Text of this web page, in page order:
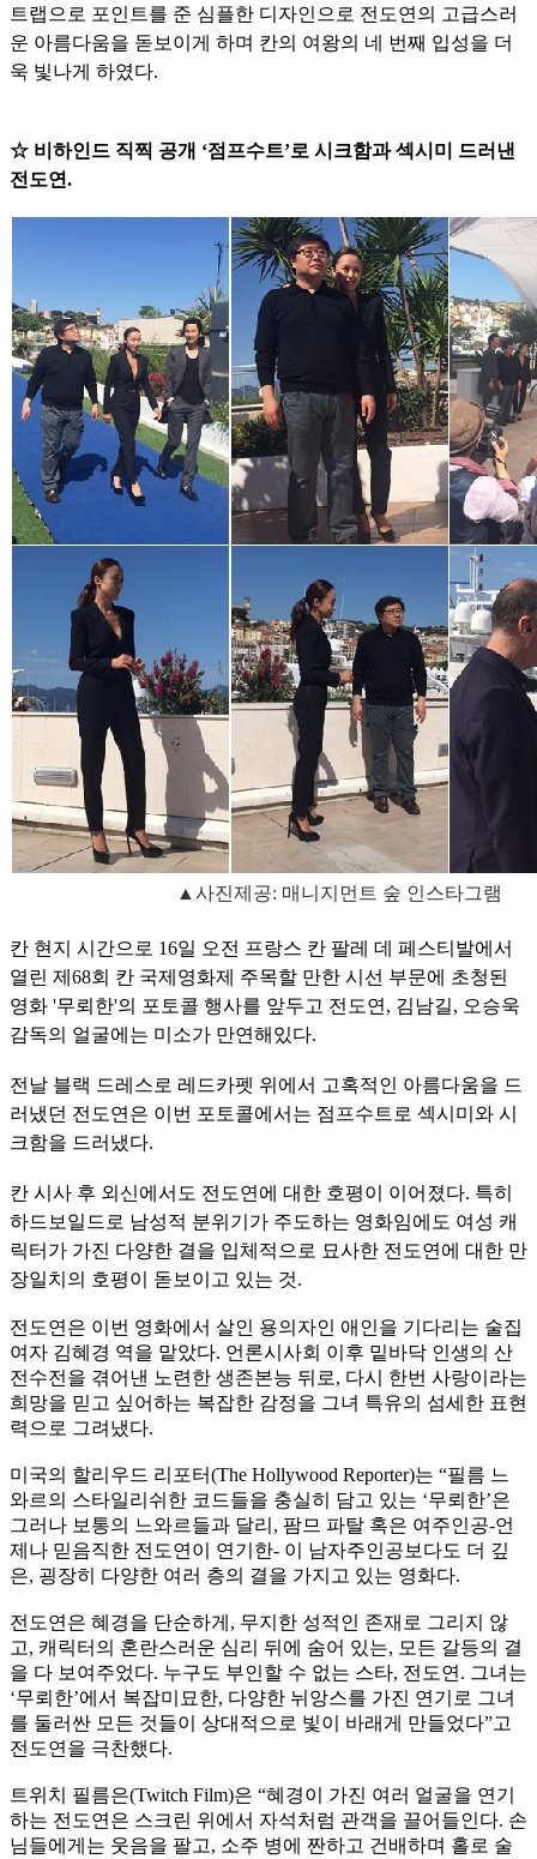
트랩으로 포인트를 준 심플한 디자인으로 전도연의 고급스러
운 아름다움을 돋보이게 하며 칸의 여왕의 네 번째 입성을 더
욱 빛나게 하였다.
☆ 비하인드 직찍 공개 ‘점프수트’로 시크함과 섹시미 드러낸
전도연.
▲사진제공: 매니지먼트 숲 인스타그램
칸 현지 시간으로 16일 오전 프랑스 칸 팔레 데 페스티발에서
열린 제68회 칸 국제영화제 주목할 만한 시선 부문에 초청된
영화 '무뢰한'의 포토콜 행사를 앞두고 전도연, 김남길, 오승욱
감독의 얼굴에는 미소가 만연해있다.
전날 블랙 드레스로 레드카펫 위에서 고혹적인 아름다움을 드
러냈던 전도연은 이번 포토콜에서는 점프수트로 섹시미와 시
크함을 드러냈다.
칸 시사 후 외신에서도 전도연에 대한 호평이 이어졌다. 특히
하드보일드로 남성적 분위기가 주도하는 영화임에도 여성 캐
릭터가 가진 다양한 결을 입체적으로 묘사한 전도연에 대한 만
장일치의 호평이 돋보이고 있는 것.
전도연은 이번 영화에서 살인 용의자인 애인을 기다리는 술집
여자 김혜경 역을 맡았다. 언론시사회 이후 밑바닥 인생의 산
전수전을 겪어낸 노련한 생존본능 뒤로, 다시 한번 사랑이라는
희망을 믿고 싶어하는 복잡한 감정을 그녀 특유의 섬세한 표현
력으로 그려냈다.
미국의 할리우드 리포터(The Hollywood Reporter)는 “필름 느
와르의 스타일리쉬한 코드들을 충실히 담고 있는 ‘무뢰한’은
그러나 보통의 느와르들과 달리, 팜므 파탈 혹은 여주인공-언
제나 믿음직한 전도연이 연기한- 이 남자주인공보다도 더 깊
은, 굉장히 다양한 여러 층의 결을 가지고 있는 영화다.
전도연은 혜경을 단순하게, 무지한 성적인 존재로 그리지 않
고, 캐릭터의 혼란스러운 심리 뒤에 숨어 있는, 모든 갈등의 결
을 다 보여주었다. 누구도 부인할 수 없는 스타, 전도연. 그녀는
‘무뢰한’에서 복잡미묘한, 다양한 뉘앙스를 가진 연기로 그녀
를 둘러싼 모든 것들이 상대적으로 빛이 바래게 만들었다”고
전도연을 극찬했다.
트위치 필름은(Twitch Film)은 “혜경이 가진 여러 얼굴을 연기
하는 전도연은 스크린 위에서 자석처럼 관객을 끌어들인다. 손
님들에게는 웃음을 팔고, 소주 병에 짠하고 건배하며 홀로 술